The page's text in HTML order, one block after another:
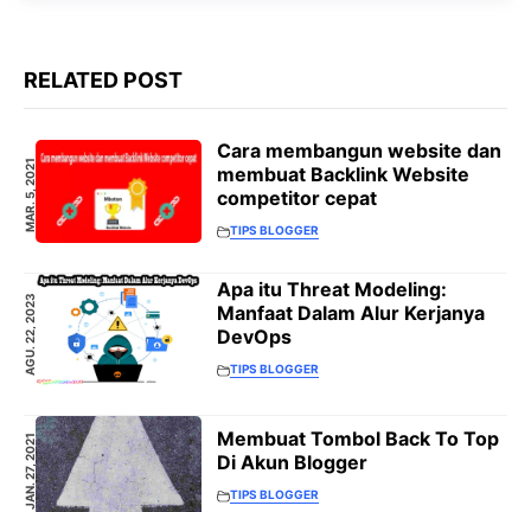
RELATED POST
MAR. 5, 2021
Cara membangun website dan
membuat Backlink Website
competitor cepat
TIPS BLOGGER
AGU. 22, 2023
Apa itu Threat Modeling:
Manfaat Dalam Alur Kerjanya
DevOps
TIPS BLOGGER
JAN. 27, 2021
Membuat Tombol Back To Top
Di Akun Blogger
TIPS BLOGGER